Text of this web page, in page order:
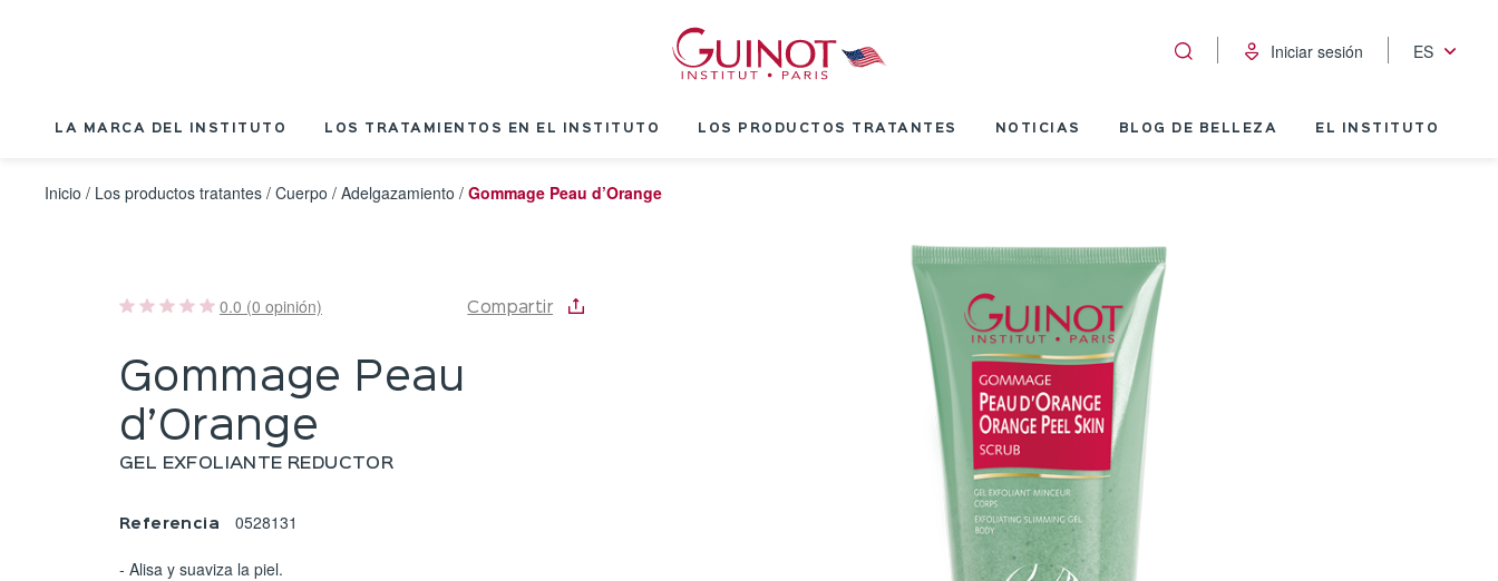
Iniciar sesión ES
LA MARCA DEL INSTITUTO LOS TRATAMIENTOS EN EL INSTITUTO LOS PRODUCTOS TRATANTES NOTICIAS BLOG DE BELLEZA EL INSTITUTO
Inicio / Los productos tratantes / Cuerpo / Adelgazamiento / Gommage Peau d’Orange
0.0 (0 opinión) Compartir
Gommage Peau
d’Orange
GEL EXFOLIANTE REDUCTOR
Referencia 0528131
- Alisa y suaviza la piel.